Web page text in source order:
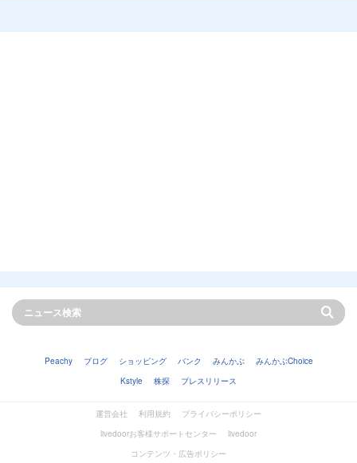
Peachy ブログ ショッピング バンク みんかぶ
みんかぶChoice
Kstyle
株探 プレスリリース
運営会社 利用規約
プライバシーポリシー
livedoorお客様サポートセンター
livedoor
コンテンツ・広告ポリシー